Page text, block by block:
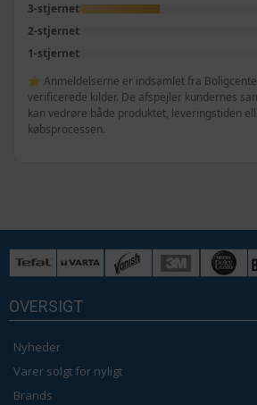
3-stjernet
2-stjernet
1-stjernet
⭐ Anmeldelserne er indsamlet fra
verificerede kilder. De afspejler kundernes
kan vedrøre både produktet, leveringstiden
købsprocessen.
OVERSIGT
Nyheder
Varer solgt for nyligt
Brands